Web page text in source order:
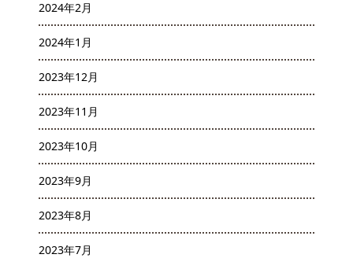
2024年2月
2024年1月
2023年12月
2023年11月
2023年10月
2023年9月
2023年8月
2023年7月